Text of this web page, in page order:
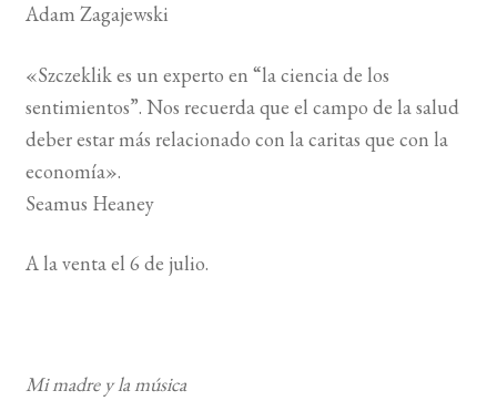
Adam Zagajewski
«Szczeklik es un experto en “la ciencia de los
sentimientos”. Nos recuerda que el campo de la salud
deber estar más relacionado con la caritas que con la
economía».
Seamus Heaney
A la venta el 6 de julio.
Mi madre y la música